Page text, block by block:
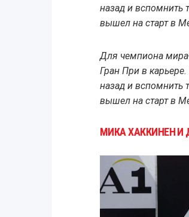
назад и вспомнить
вышел на старт в
Для чемпиона
Гран При в
назад и вспомнить
вышел на старт в
МИКА ХАККИНЕН И